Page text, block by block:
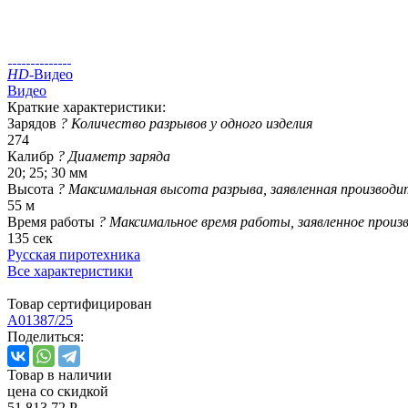
HD-Видео
Видео
Краткие характеристики:
Зарядов ? Количество разрывов у одного изделия
274
Калибр ? Диаметр заряда
20; 25; 30 мм
Высота ? Максимальная высота разрыва, заявленная
55 м
Время работы ? Максимальное время работы, заявленное
135 сек
Русская пиротехника
Все характеристики
Товар сертифицирован
A01387/25
Поделиться:
Товар в наличии
цена со скидкой